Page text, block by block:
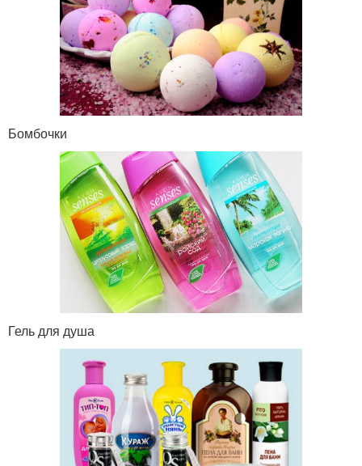
Бомбочки
Гель для душа